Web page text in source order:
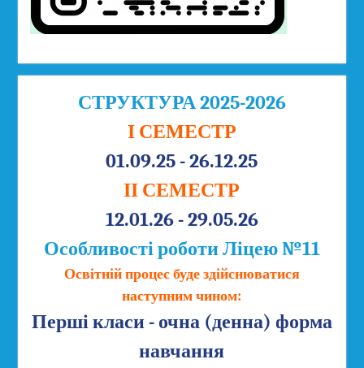
СТРУКТУРА 2025-2026
І СЕМЕСТР
01.09.25 - 26.12.25
ІІ СЕМЕСТР
12.01.26 - 29.05.26
Особливості роботи Ліцею №11
Освітній процес буде здійснюватися
наступним чином:
Перші класи - очна (денна) форма
навчання